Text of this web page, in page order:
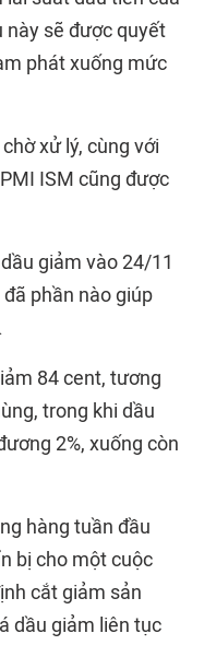
này sẽ được quyết
phát xuống mức
xử lý, cùng với
ISM cũng được
giảm vào 24/11
phần nào giúp
84 cent, tương
trong khi dầu
2%, xuống còn
hàng tuần đầu
bị cho một cuộc
cắt giảm sản
dầu giảm liên tục